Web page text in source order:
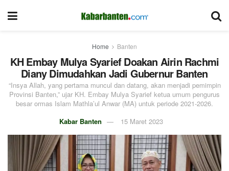
Home Banten
KH Embay Mulya Syarief Doakan Airin Rachmi
Diany Dimudahkan Jadi Gubernur Banten
“Insya Allah, yang pertama muncul dan datang, akan menjadi pemimpin
Provinsi Banten,” ujar KH. Embay Mulya Syarief ketua umum pengurus
besar ormas Islam Mathla’ul Anwar (MA) untuk periode 2021-2026.
Kabar Banten
15 Maret 2023